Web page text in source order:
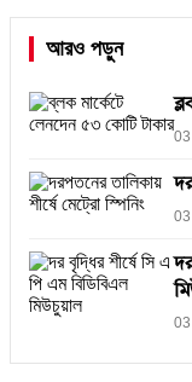
আরও পড়ুন